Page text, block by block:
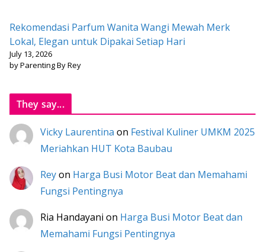
Rekomendasi Parfum Wanita Wangi Mewah Merk
Lokal, Elegan untuk Dipakai Setiap Hari
July 13, 2026
by Parenting By Rey
They say...
Vicky Laurentina on Festival Kuliner UMKM 2025
Meriahkan HUT Kota Baubau
Reyon Harga Busi Motor Beat dan Memahami
Fungsi Pentingnya
Ria Handayani on Harga Busi Motor Beat dan
Memahami Fungsi Pentingnya